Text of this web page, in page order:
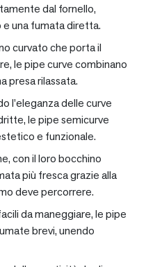
dal fornello,
una fumata diretta.
curvato che porta il
le pipe curve combinano
presa rilassata.
l’eleganza delle curve
le pipe semicurve
e funzionale.
con il loro bocchino
più fresca grazie alla
deve percorrere.
da maneggiare, le pipe
brevi, unendo